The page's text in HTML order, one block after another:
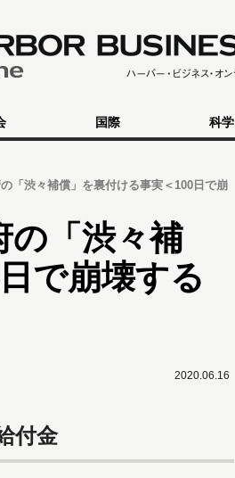
国際 科学
「渋々補償」を裏付ける事実＜100日で崩
の「渋々補
で崩壊する
2020.06.16
付金